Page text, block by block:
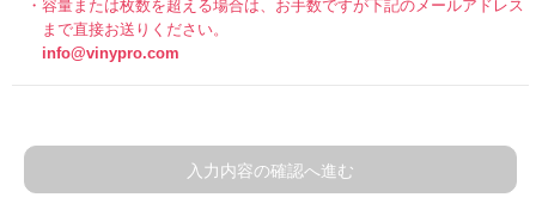
容量または枚数を超える場合は、お手数ですが下記のメールアドレス
まで直接お送りください。
info@vinypro.com
入力内容の確認へ進む